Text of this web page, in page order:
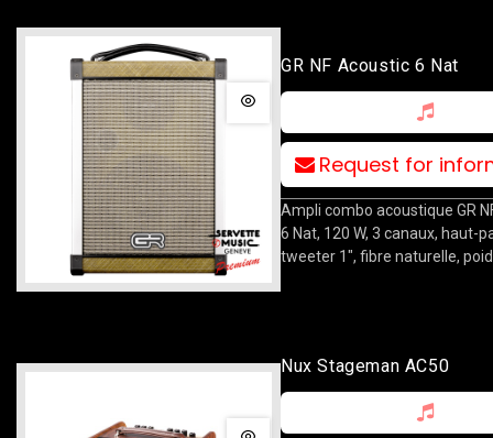
GR NF Acoustic 6 Nat
Request for
Ampli combo acoustique GR
6 Nat, 120 W, 3 canaux, haut-
tweeter 1", fibre naturelle,
Nux Stageman AC50